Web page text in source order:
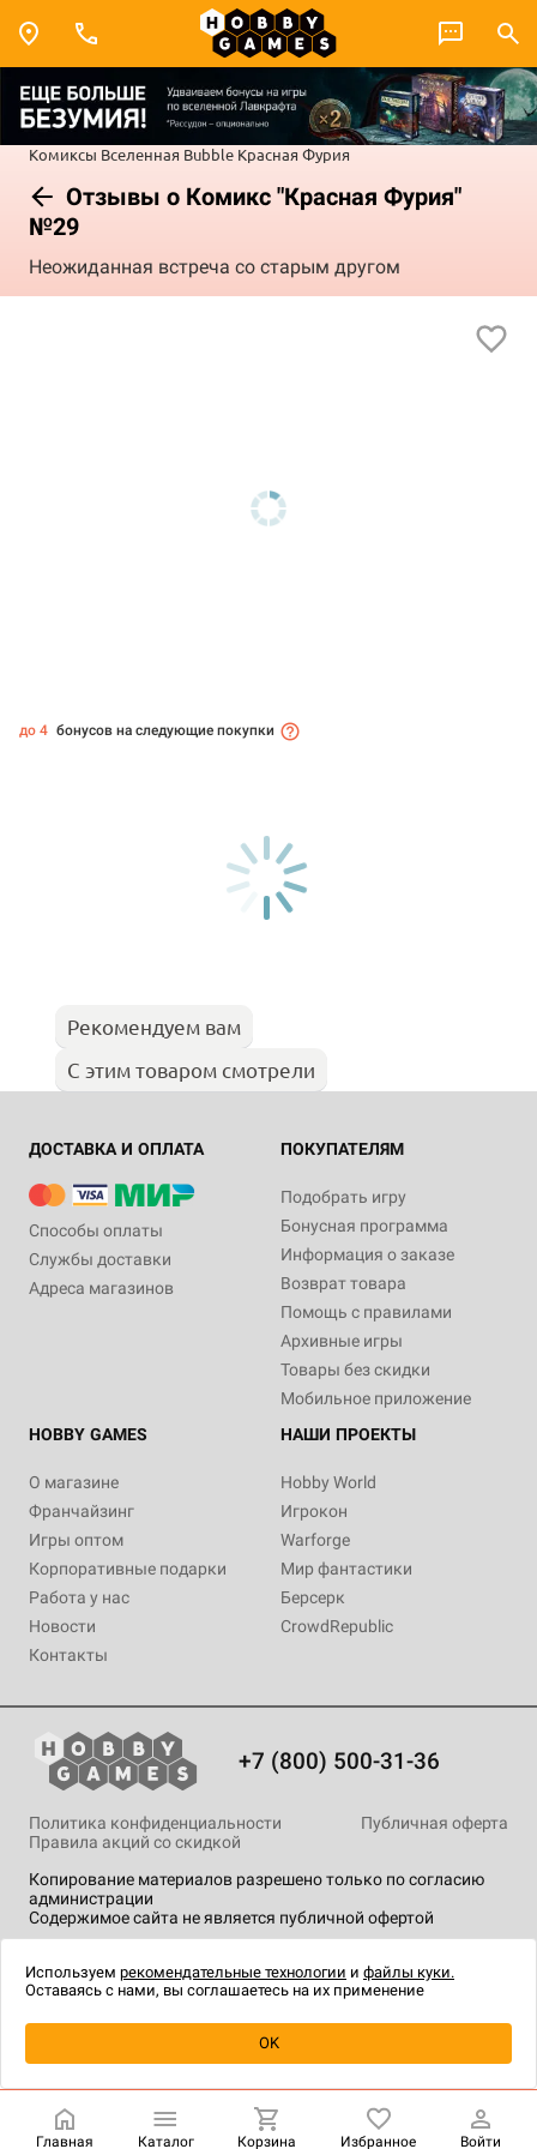
Комиксы Вселенная Bubble Красная Фурия
Отзывы о Комикс "Красная Фурия"
№29
Неожиданная встреча со старым другом
Уведомить о наличии
до 4 бонусов на следующие покупки
Рекомендуем вам
С этим товаром смотрели
ДОСТАВКА И ОПЛАТА
Способы оплаты
Службы доставки
Адреса магазинов
ПОКУПАТЕЛЯМ
Подобрать игру
Бонусная программа
Информация о заказе
Возврат товара
Помощь с правилами
Архивные игры
Товары без скидки
Мобильное приложение
HOBBY GAMES
О магазине
Франчайзинг
Игры оптом
Корпоративные подарки
Работа у нас
Новости
Контакты
НАШИ ПРОЕКТЫ
Hobby World
Игрокон
Warforge
Мир фантастики
Берсерк
CrowdRepublic
+7 (800) 500-31-36
Копирование материалов разрешено только по согласию
администрации
Содержимое сайта не является публичной офертой
Политика конфиденциальности
Публичная оферта
Правила акций со скидкой
технологии.
Главная Каталог Корзина Избранное Войти
Используем рекомендательные технологии и файлы куки.
Оставаясь с нами, вы соглашаетесь на их применение
OK